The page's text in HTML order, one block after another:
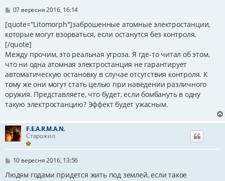
П
в
і
д
о
м
л
е
н
н
я
07 вересня 2016, 16:14
[quote="Litomorph"]заброшенные атомные электростанции,
которые могут взорваться, если останутся без контроля.
[/quote]
Между прочим, это реальная угроза. Я где-то читал об этом,
что ни одна атомная электростанция не гарантирует
автоматическую остановку в случае отсутствия контроля. К
тому же они могут стать целью при наведении различного
оружия. Представляете, что будет, если бомбануть в одну
такую электростанцию? Эффект будет ужасным.
F.E.A.R.M.A.N.
Старожил
П
в
10 вересня 2016, 13:56
Людям годами придется жить под землей, если такое